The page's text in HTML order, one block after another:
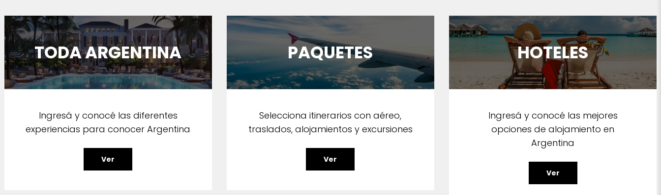
TODA ARGENTINA
Ingresá y conocé las diferentes
experiencias para conocer Argentina
Ver
PAQUETES
Selecciona itinerarios con aéreo,
traslados, alojamientos y excursiones
Ver
HOTELES
Ingresá y conocé las mejores
opciones de alojamiento en
Argentina
Ver